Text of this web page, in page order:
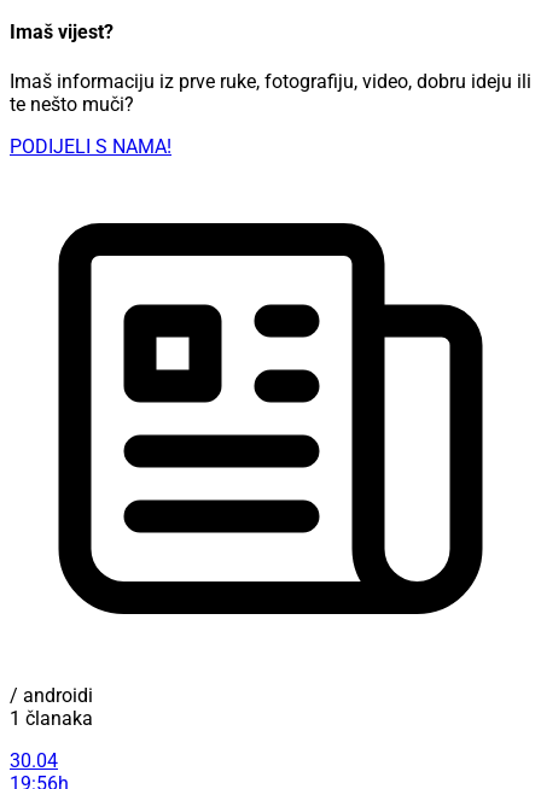
Imaš vijest?
Imaš informaciju iz prve ruke, fotografiju, video, dobru ideju ili
te nešto muči?
PODIJELI S NAMA!
/ androidi
1 članaka
30.04
19:56h